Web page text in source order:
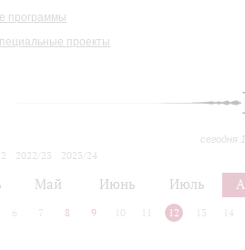
программы
проекты
сегодня
2022/23
2023/24
Май Июнь Июль
6 7 8 9 10 12 13 14